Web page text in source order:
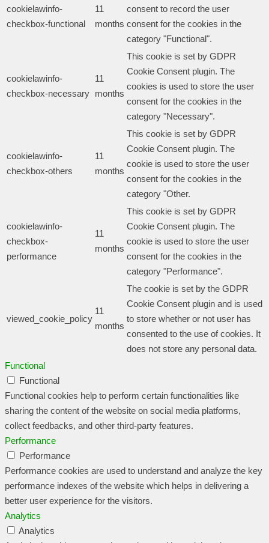
cookielawinfo-
checkbox-functional
11
months
consent to record the user
consent for the cookies in the
category "Functional".
cookielawinfo-
checkbox-necessary
11
months
This cookie is set by GDPR
Cookie Consent plugin. The
cookies is used to store the user
consent for the cookies in the
category "Necessary".
cookielawinfo-
checkbox-others
11
months
This cookie is set by GDPR
Cookie Consent plugin. The
cookie is used to store the user
consent for the cookies in the
category "Other.
cookielawinfo-
checkbox-
performance
11
months
This cookie is set by GDPR
Cookie Consent plugin. The
cookie is used to store the user
consent for the cookies in the
category "Performance".
viewed_cookie_policy
11
months
The cookie is set by the GDPR
Cookie Consent plugin and is used
to store whether or not user has
consented to the use of cookies. It
does not store any personal data.
Functional
Functional
Functional cookies help to perform certain functionalities like
sharing the content of the website on social media platforms,
collect feedbacks, and other third-party features.
Performance
Performance
Performance cookies are used to understand and analyze the key
performance indexes of the website which helps in delivering a
better user experience for the visitors.
Analytics
Analytics